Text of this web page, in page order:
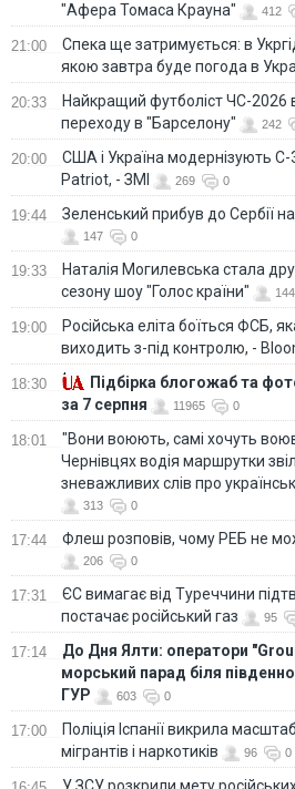
"Афера Томаса Крауна"
412
21:00
Спека ще затримується: в
якою завтра буде погода в
20:33
Найкращий футболіст ЧС-2026
переходу в "Барселону"
242
20:00
США і Україна модернізують
Patriot, - ЗМІ
269 0
19:44 Зеленський прибув до Сербії
147 0
19:33
Наталія Могилевська стала
сезону шоу "Голос країни"
144
19:00
Російська еліта боїться ФСБ,
виходить з-під контролю, -
18:30
Підбірка блогожаб та
за 7 серпня
11965 0
18:01
"Вони воюють, самі хочуть
Чернівцях водія маршрутки
зневажливих слів про
313 0
17:44 Флеш розповів, чому РЕБ не
206 0
17:31
ЄС вимагає від Туреччини
постачає російський газ
95
17:14
До Дня Ялти: оператори
морський парад біля
ГУР
603 0
17:00
Поліція Іспанії викрила
мігрантів і наркотиків
96 0